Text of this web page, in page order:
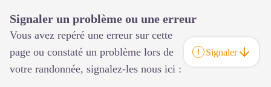
Signaler un problème ou une erreur
Vous avez repéré une erreur sur cette
page ou constaté un problème lors de
votre randonnée, signalez-les nous ici :
Signaler